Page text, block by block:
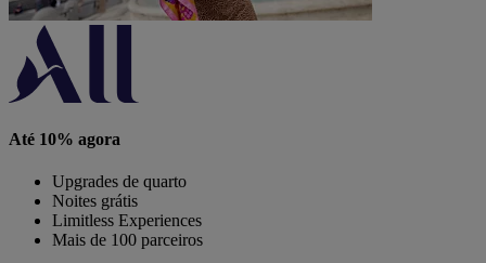
Até 10% agora
Upgrades de quarto
Noites grátis
Limitless Experiences
Mais de 100 parceiros